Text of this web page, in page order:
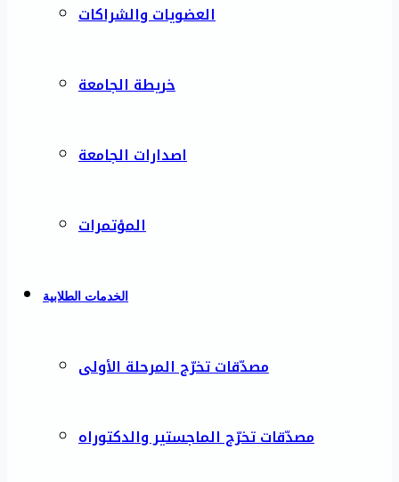
العضويات والشراكات
خريطة الجامعة
اصدارات الجامعة
المؤتمرات
الخدمات الطلابية
مصدّقات تخرّج المرحلة الأولى
مصدّقات تخرّج الماجستير والدكتوراه